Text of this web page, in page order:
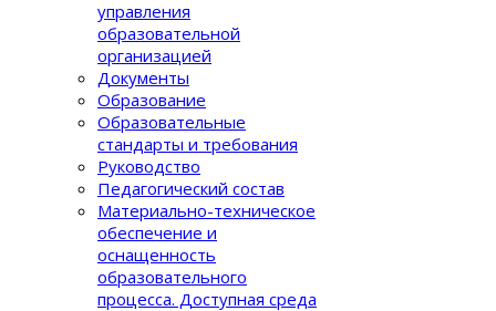
управления
образовательной
организацией
Документы
Образование
Образовательные
стандарты и требования
Руководство
Педагогический состав
Материально-техническое
обеспечение и
оснащенность
образовательного
процеcса. Доступная среда